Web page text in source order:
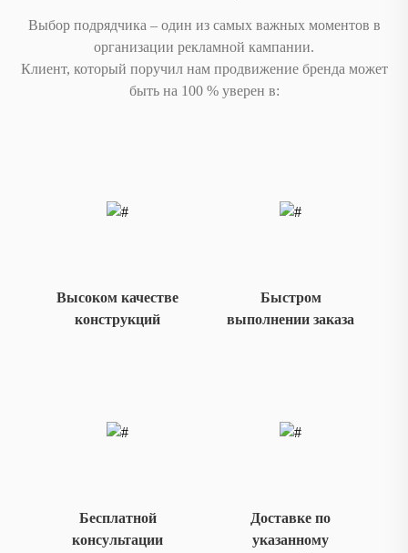
Выбор подрядчика – один из самых важных моментов в
организации рекламной кампании.
Клиент, который поручил нам продвижение бренда может
быть на 100 % уверен в:
Высоком качестве
конструкций
Быстром
выполнении заказа
Бесплатной
консультации
Доставке по
указанному